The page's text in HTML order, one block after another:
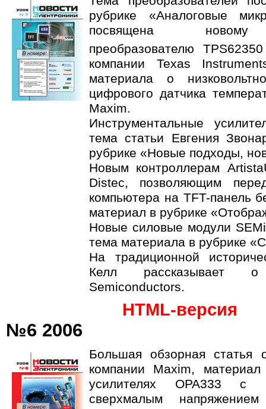
рубрике «Аналоговые
посвящена новому
преобразователю
компании Texas
материала о
цифрового датчика
Maxim.
Инструментальные
тема статьи Евгения
рубрике «Новые подходы,
Новым контроллерам
Distec, позволяющим
компьютера на TFT-панель
материал в рубрике
Новые силовые модули
тема материала в рубрике
На традиционной
Келл рассказывает
Semiconductors.
HTML-версия
№6 2006
Большая обзорная статья
компании Maxim,
усилителях OPA333
сверхмалым